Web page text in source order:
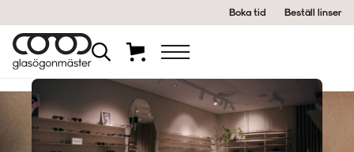
Boka tid Beställ linser